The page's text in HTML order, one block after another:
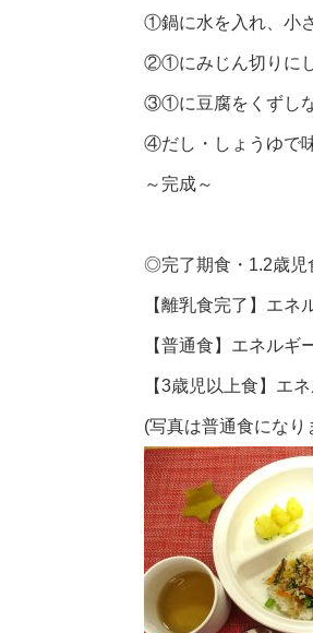
①鍋に水を入れ、小
②①にみじん切りにし
③①に豆腐をくずしな
④だし・しょうゆで
～完成～
◎完了期食・1.2歳児
【離乳食完了】エ
【普通食】エネル
【3歳児以上食】エ
(写真は普通食にな